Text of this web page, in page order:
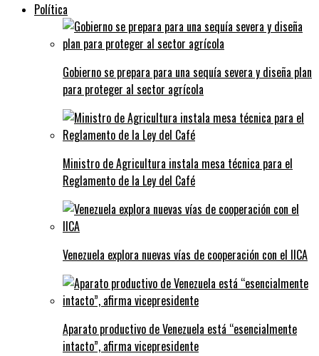
Política
Gobierno se prepara para una sequía severa y diseña plan
para proteger al sector agrícola
Ministro de Agricultura instala mesa técnica para el
Reglamento de la Ley del Café
Venezuela explora nuevas vías de cooperación con el IICA
Aparato productivo de Venezuela está “esencialmente
intacto”, afirma vicepresidente